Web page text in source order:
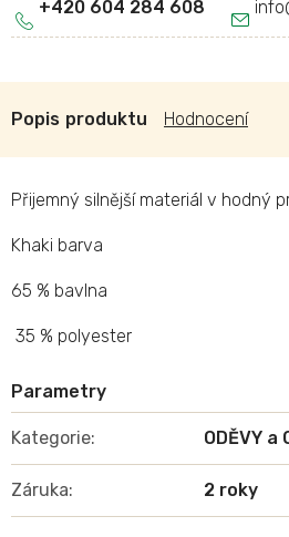
info
+420 604 284 608
Popis Hodnocení
Přijemný silnější materiál v hodný
Khaki barva
65 % bavlna
35 % polyester
Kategorie: ODĚVY a
Záruka: 2 roky